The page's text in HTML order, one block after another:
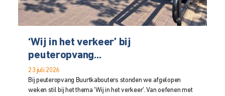
‘Wij in het verkeer’ bij
peuteropvang...
23 juli 2026
Bij peuteropvang Buurtkabouters stonden we afgelopen
weken stil bij het thema ‘Wij in het verkeer’. Van oefenen met